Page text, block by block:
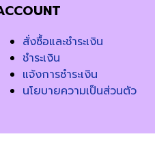
สั่งซื้อและชำระเงิน
ชำระเงิน
แจ้งการชำระเงิน
นโยบายความเป็นส่วนตัว